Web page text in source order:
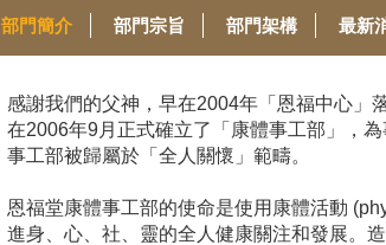
部門簡介 部門宗旨 部門架構 最新
感謝我們的父神，早在2004年「恩福中心」
在2006年9月正式確立了「康體事工部」，
事工部被歸屬於「全人關懷」範疇。
恩福堂康體事工部的使命是使用康體活動
進身、心、社、靈的全人健康關注和發展。